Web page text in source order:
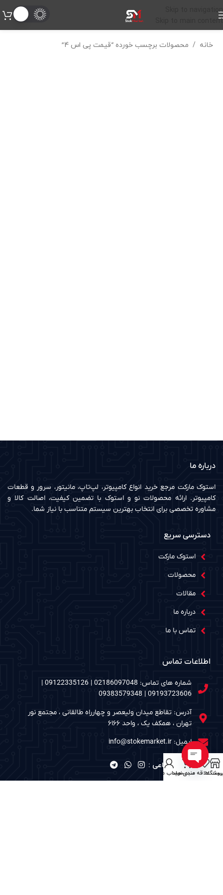
Skip to navigation
Skip to main content
خانه / محصولات برچسب خورده “قیمت پی اس 4”
درباره ما
استوک مارکت مرجع خرید انواع کامپیوتر، لپ‌تاپ، مانیتور، سرور و قطعات
کامپیوتر. ارائه محصولات نو و استوک با تضمین کیفیت، اصالت کالا و
مشاوره تخصصی برای انتخاب بهترین سیستم متناسب با نیاز شما.
دسترسی سریع
استوک مارکت
محصولات
مقالات
درباره ما
تماس با ما
اطلاعات تماس
شماره های تماس: 02186097048 | 09122335126 |
09193723606 | 09383579348
آدرس: تقاطع میدان ولیعصر و چهارراه طالقانی ، مجتمع نور
تهران ، همکف یک ، واحد ۶۱۶۶
ایمیل: info@stokemarket.ir
شبکه های اجتماعی :
علاقه مندی ها
سبد خریدحساب منOpen